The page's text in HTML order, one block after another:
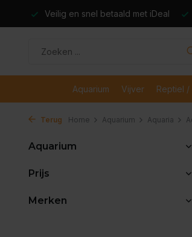
Veilig en snel betaald met iDeal
Aquarium Vijver Reptiel /
Terug Home Aquarium Aquaria
Aquarium
Prijs
Merken